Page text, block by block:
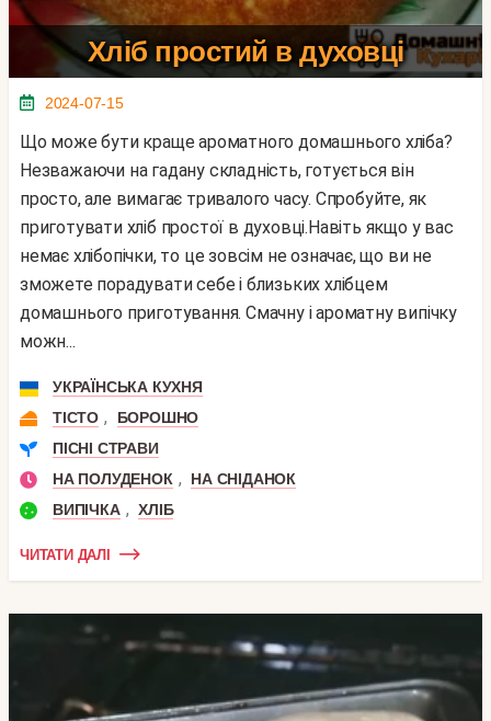
Хліб простий в духовці
2024-07-15
Що може бути краще ароматного домашнього хліба?
Незважаючи на гадану складність, готується він
просто, але вимагає тривалого часу. Спробуйте, як
приготувати хліб простої в духовці.Навіть якщо у вас
немає хлібопічки, то це зовсім не означає, що ви не
зможете порадувати себе і близьких хлібцем
домашнього приготування. Смачну і ароматну випічку
можн...
УКРАЇНСЬКА КУХНЯ
ТІСТО ,
БОРОШНО
ПІСНІ СТРАВИ
НА ПОЛУДЕНОК ,
НА СНІДАНОК
ВИПІЧКА , ХЛІБ
ЧИТАТИ ДАЛІ